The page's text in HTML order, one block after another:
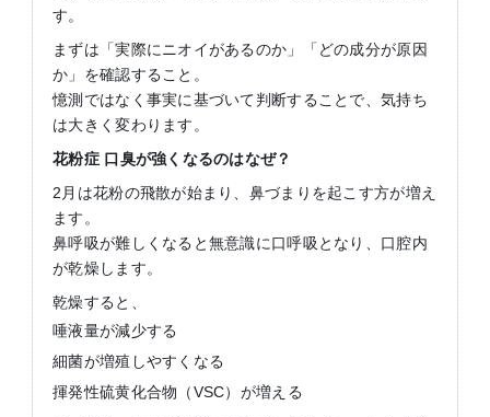
す。
まずは「実際にニオイがあるのか」「どの成分が原因
か」を確認すること。
憶測ではなく事実に基づいて判断することで、気持ち
は大きく変わります。
花粉症 口臭が強くなるのはなぜ？
2月は花粉の飛散が始まり、鼻づまりを起こす方が増え
ます。
鼻呼吸が難しくなると無意識に口呼吸となり、口腔内
が乾燥します。
乾燥すると、
唾液量が減少する
細菌が増殖しやすくなる
揮発性硫黄化合物（VSC）が増える